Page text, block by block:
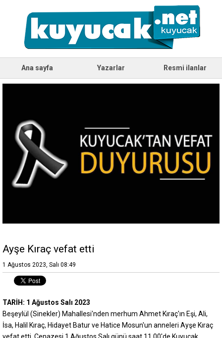
Ana sayfa Yazarlar Resmi ilanlar
Ayşe Kıraç vefat etti
1 Ağustos 2023, Salı 08:49
TARİH: 1 Ağustos Salı 2023
Beşeylül (Sinekler) Mahallesi'nden merhum Ahmet Kıraç'ın Eşi, Ali,
İsa, Halil Kıraç, Hidayet Batur ve Hatice Mosun'un anneleri Ayşe Kıraç
vefat etti. Cenazesi 1 Ağustos Salı günü saat 11.00'de Kuyucak